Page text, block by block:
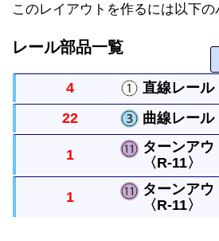
このレイアウトを作るには以下の
レール部品一覧
4 直線レール
まっすぐなレールですべてのレ
さです。
22 曲線レール
曲がったレールで半径は直線レ
す。円には８本必要です。
1
ターンア
〈R-11〉
直線レールから分かれるレール
1
ターンア
〈R-11〉